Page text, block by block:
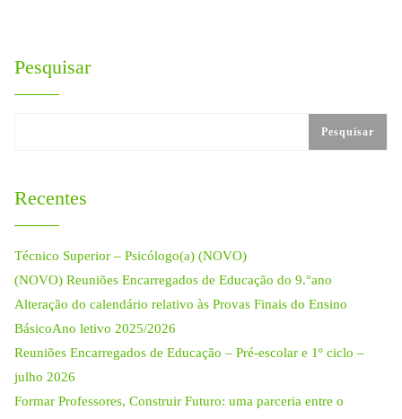
Pesquisar
Pesquisar
Recentes
Técnico Superior – Psicólogo(a) (NOVO)
(NOVO) Reuniões Encarregados de Educação do 9.°ano
Alteração do calendário relativo às Provas Finais do Ensino
BásicoAno letivo 2025/2026
Reuniões Encarregados de Educação – Pré-escolar e 1º ciclo –
julho 2026
Formar Professores, Construir Futuro: uma parceria entre o